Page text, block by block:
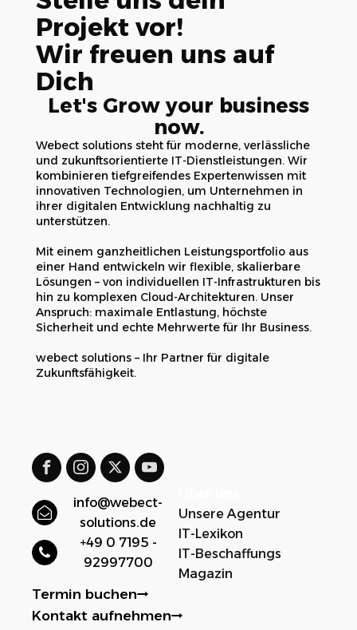
Projekt vor!
Wir freuen uns auf
Dich
Let's Grow your business
now.
Webect solutions steht für moderne, verlässliche
und zukunftsorientierte IT-Dienstleistungen. Wir
kombinieren tiefgreifendes Expertenwissen mit
innovativen Technologien, um Unternehmen in
ihrer digitalen Entwicklung nachhaltig zu
unterstützen.
Mit einem ganzheitlichen Leistungsportfolio aus
einer Hand entwickeln wir flexible, skalierbare
Lösungen – von individuellen IT-Infrastrukturen bis
hin zu komplexen Cloud-Architekturen. Unser
Anspruch: maximale Entlastung, höchste
Sicherheit und echte Mehrwerte für Ihr Business.
webect solutions – Ihr Partner für digitale
Zukunftsfähigkeit.
info@webect-
solutions.de
+49 0 7195 -
92997700
Unsere Agentur
IT-Lexikon
IT-Beschaffungs
Magazin
Termin buchen
Kontakt aufnehmen